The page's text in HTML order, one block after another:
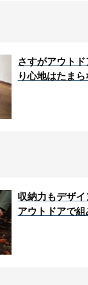
さすがアウト
り心地はたま
収納力もデザ
アウトドアで